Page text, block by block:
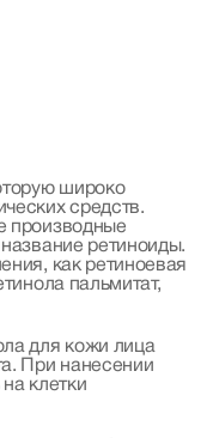
широко
средств.
производные
ретиноиды.
как ретиноевая
пальмитат,
для кожи лица
При нанесении
клетки